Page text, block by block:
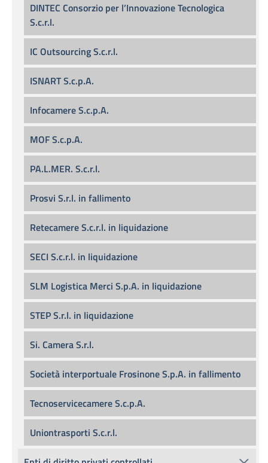
DINTEC Consorzio per l’Innovazione Tecnologica
S.c.r.l.
IC Outsourcing S.c.r.l.
ISNART S.c.p.A.
Infocamere S.c.p.A.
MOF S.c.p.A.
PA.L.MER. S.c.r.l.
Prosvi S.r.l. in fallimento
Retecamere S.c.r.l. in liquidazione
SECI S.c.r.l. in liquidazione
SLM Logistica Merci S.p.A. in liquidazione
STEP S.r.l. in liquidazione
Si. Camera S.r.l.
Società interportuale Frosinone S.p.A. in fallimento
Tecnoservicecamere S.c.p.A.
Uniontrasporti S.c.r.l.